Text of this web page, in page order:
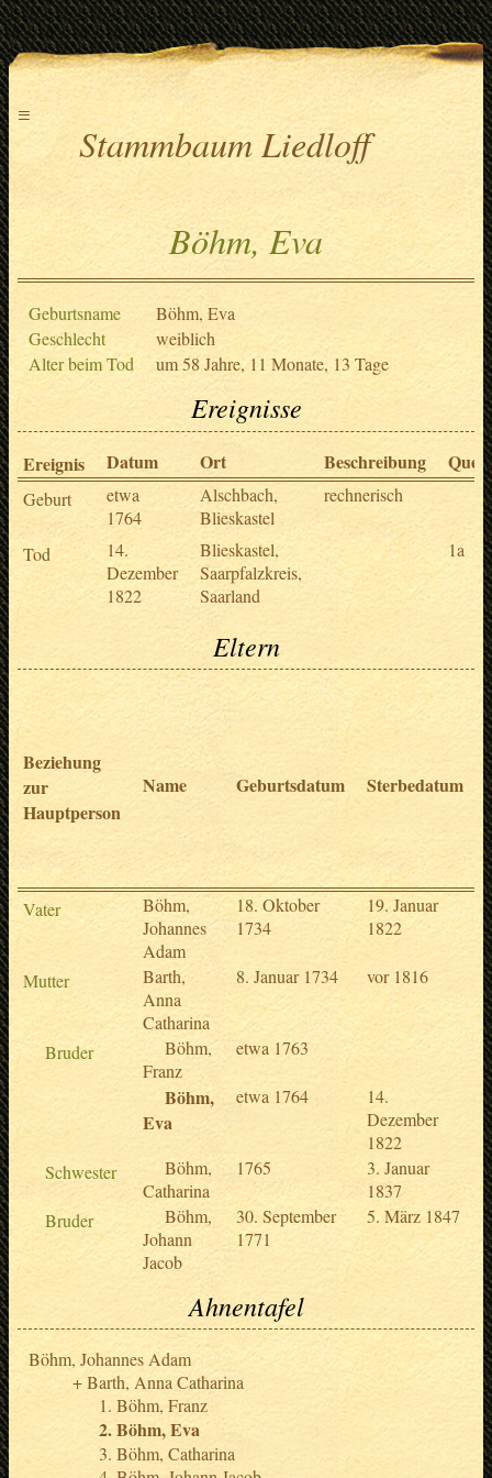
≡
Stammbaum Liedloff
Böhm, Eva
Geburtsname
Böhm, Eva
Geschlecht
weiblich
Alter beim Tod
um 58 Jahre, 11 Monate, 13 Tage
Ereignisse
Ereignis Datum Ort Beschreibung
Geburt
etwa
1764
Alschbach,
Blieskastel
rechnerisch
Tod
14.
Dezember
1822
Blieskastel,
Saarpfalzkreis,
Saarland
1a
Eltern
Beziehung
zur
Hauptperson
Name Geburtsdatum Sterbedatum
Vater
Böhm,
Johannes
Adam
18. Oktober
1734
19. Januar
1822
Mutter
Barth,
Anna
Catharina
8. Januar 1734 vor 1816
Bruder
Böhm,
Franz
etwa 1763
Böhm,
Eva
etwa 1764
14.
Dezember
1822
Schwester
Böhm,
Catharina
1765
3. Januar
1837
Bruder
Böhm,
Johann
Jacob
30. September
1771
5. März 1847
Ahnentafel
Böhm, Johannes Adam
Barth, Anna Catharina
Böhm, Franz
Böhm, Eva
Böhm, Catharina